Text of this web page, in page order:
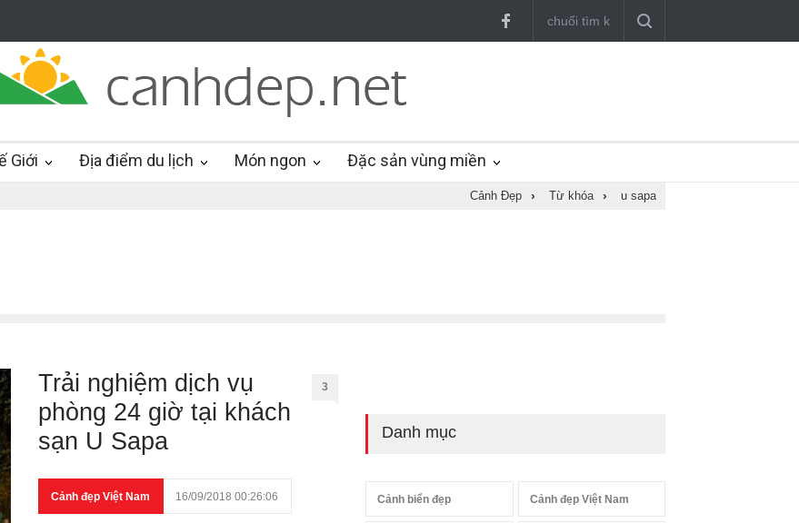
Giới Địa điểm du lịch Món ngon Đặc sản vùng miền
Cảnh Đẹp › Từ khóa › u sapa
Trải nghiệm dịch vụ
phòng 24 giờ tại khách
sạn U Sapa
3
Cảnh đẹp Việt Nam 16/09/2018 00:26:06
Danh mục
Cảnh biển đẹp Cảnh đẹp Việt Nam